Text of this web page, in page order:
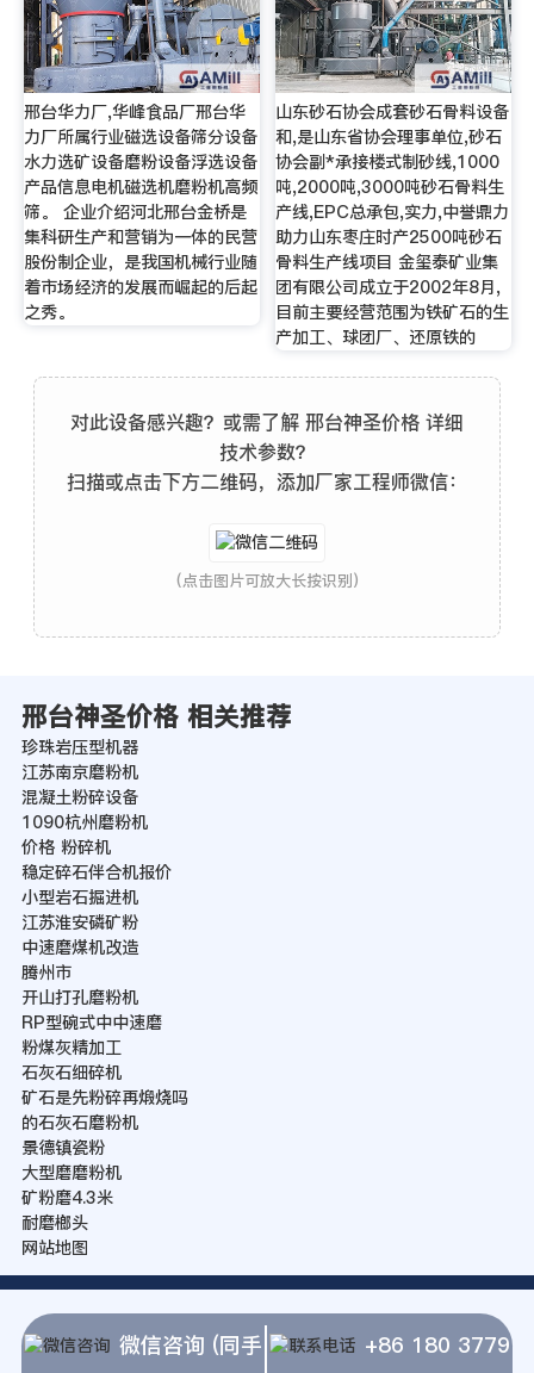
邢台华力厂,华峰食品厂邢台华
力厂所属行业磁选设备筛分设备
水力选矿设备磨粉设备浮选设备
产品信息电机磁选机磨粉机高频
筛。 企业介绍河北邢台金桥是
集科研生产和营销为一体的民营
股份制企业，是我国机械行业随
着市场经济的发展而崛起的后起
之秀。
山东砂石协会成套砂石骨料设备
和,是山东省协会理事单位,砂石
协会副*承接楼式制砂线,1000
吨,2000吨,3000吨砂石骨料生
产线,EPC总承包,实力,中誉鼎力
助力山东枣庄时产2500吨砂石
骨料生产线项目 金玺泰矿业集
团有限公司成立于2002年8月,
目前主要经营范围为铁矿石的生
产加工、球团厂、还原铁的
对此设备感兴趣？或需了解 邢台神圣价格 详细
技术参数？
扫描或点击下方二维码，添加厂家工程师微信：
(点击图片可放大长按识别)
邢台神圣价格 相关推荐
珍珠岩压型机器
江苏南京磨粉机
混凝土粉碎设备
1090杭州磨粉机
价格 粉碎机
稳定碎石伴合机报价
小型岩石掘进机
江苏淮安磷矿粉
中速磨煤机改造
腾州市
开山打孔磨粉机
RP型碗式中中速磨
粉煤灰精加工
石灰石细碎机
矿石是先粉碎再煅烧吗
的石灰石磨粉机
景德镇瓷粉
大型磨磨粉机
矿粉磨4.3米
耐磨榔头
网站地图
微信咨询 (同手
+86 180 3779